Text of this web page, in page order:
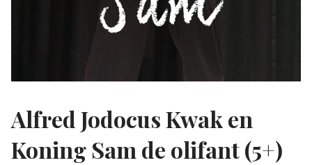
Alfred Jodocus Kwak en
Koning Sam de olifant (5+)